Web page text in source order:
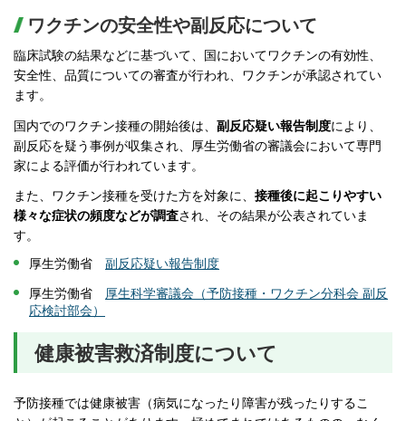
ワクチンの安全性や副反応について
臨床試験の結果などに基づいて、国においてワクチンの有効性、
安全性、品質についての審査が行われ、ワクチンが承認されてい
ます。
国内でのワクチン接種の開始後は、 副反応疑い報告制度により、
副反応を疑う事例が収集され、厚生労働省の審議会において専門
家による評価が行われています。
また、ワクチン接種を受けた方を対象に、 接種後に起こりやすい
様々な症状の頻度などが調査され、その結果が公表されていま
す。
厚生労働省 副反応疑い報告制度
厚生労働省 厚生科学審議会（予防接種・ワクチン分科会 副反
応検討部会）
健康被害救済制度について
予防接種では健康被害（病気になったり障害が残ったりするこ